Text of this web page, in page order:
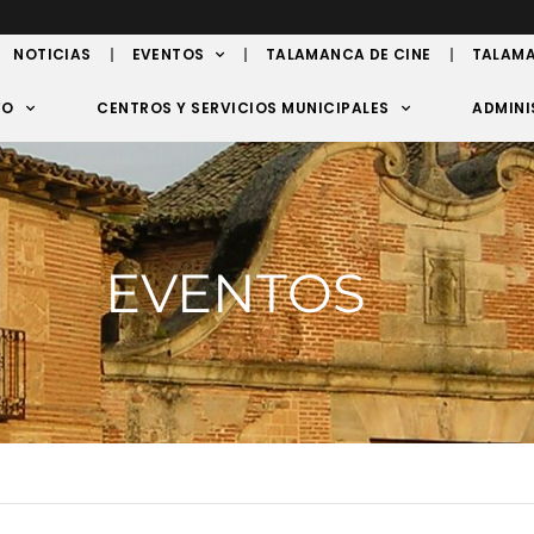
NOTICIAS
EVENTOS TALAMANCA DE CINE
CENTROS Y SERVICIOS MUNICIPALES
EVENTOS